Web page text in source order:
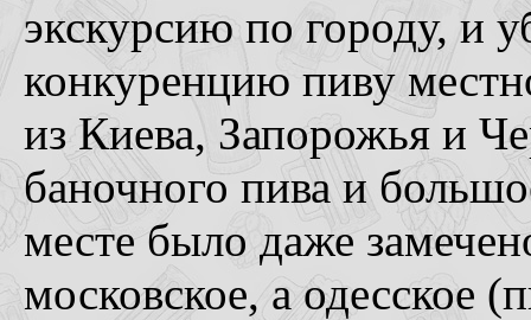
экскурсию по городу, и
конкуренцию пиву
из Киева, Запорожья и
баночного пива и
месте было даже
московское, а одесское